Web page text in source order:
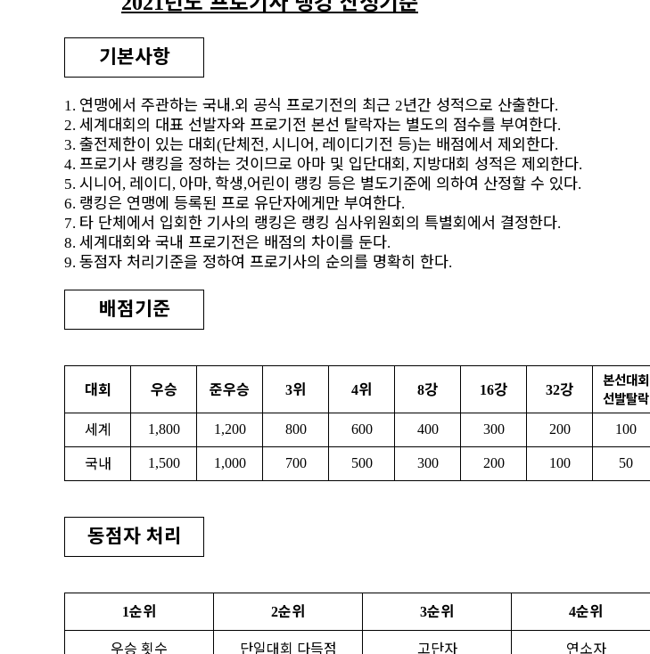
기본사항
1. 연맹에서 주관하는 국내.외 공식 프로기전의 최근 2년간 성적으로 산출한다.
2. 세계대회의 대표 선발자와 프로기전 본선 탈락자는 별도의 점수를 부여한다.
3. 출전제한이 있는 대회(단체전, 시니어, 레이디기전 등)는 배점에서 제외한다.
4. 프로기사 랭킹을 정하는 것이므로 아마 및 입단대회, 지방대회 성적은 제외한다.
5. 시니어, 레이디, 아마, 학생,어린이 랭킹 등은 별도기준에 의하여 산정할 수 있다.
6. 랭킹은 연맹에 등록된 프로 유단자에게만 부여한다.
7. 타 단체에서 입회한 기사의 랭킹은 랭킹 심사위원회의 특별회에서 결정한다.
8. 세계대회와 국내 프로기전은 배점의 차이를 둔다.
9. 동점자 처리기준을 정하여 프로기사의 순의를 명확히 한다.
배점기준
대회 우승 준우승 3위 4위 8강 16강 32강
본선대회
선발탈락
세계 1,800 1,200 800 600 400 300 200 100
국내 1,500 1,000 700 500 300 200 100 50
동점자 처리
1순위 2순위 3순위 4순위
우승 횟수
단일대회 다득점 고단자 연소자